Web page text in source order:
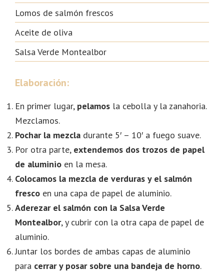
Lomos de salmón frescos
Aceite de oliva
Salsa Verde Montealbor
Elaboración:
En primer lugar, pelamos la cebolla y la zanahoria.
Mezclamos.
Pochar la mezcla durante 5′ – 10′ a fuego suave.
Por otra parte, extendemos dos trozos de papel
de aluminio en la mesa.
Colocamos la mezcla de verduras y el salmón
fresco en una capa de papel de aluminio.
Aderezar el salmón con la Salsa Verde
Montealbor, y cubrir con la otra capa de papel de
aluminio.
Juntar los bordes de ambas capas de aluminio
para cerrar y posar sobre una bandeja de horno.